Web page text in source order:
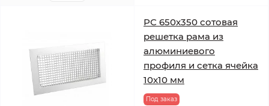
РС 650х350 сотовая
решетка рама из
алюминиевого
профиля и сетка ячейка
10x10 мм
Под заказ